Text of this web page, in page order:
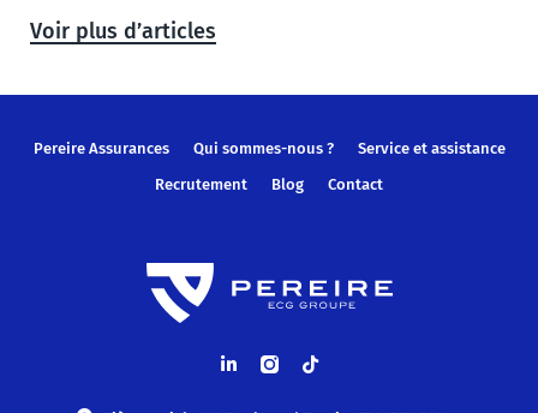
Voir plus d’articles
Pereire Assurances Qui sommes-nous ?
Service et assistance
Recrutement
Blog Contact